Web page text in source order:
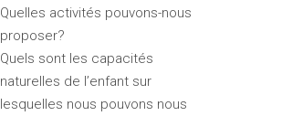
Quelles activités pouvons-nous
proposer?
Quels sont les capacités
naturelles de l’enfant sur
lesquelles nous pouvons nous